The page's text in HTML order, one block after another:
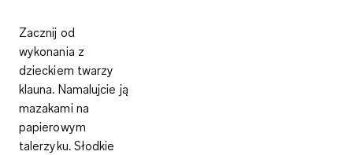
Zacznij od
wykonania z
dzieckiem twarzy
klauna. Namalujcie ją
mazakami na
papierowym
talerzyku. Słodkie